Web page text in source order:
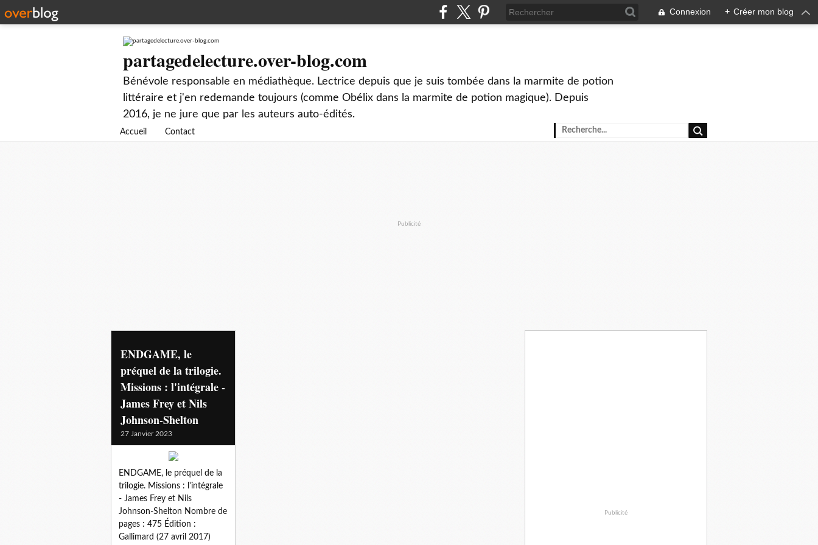
Connexion + Créer mon blog
partagedelecture.over-blog.com
Bénévole responsable en médiathèque. Lectrice depuis que je suis tombée dans la marmite de potion
littéraire et j'en redemande toujours (comme Obélix dans la marmite de potion magique). Depuis
2016, je ne jure que par les auteurs auto-édités.
Accueil Contact
Publicité
endgame
ENDGAME, le
préquel de la trilogie.
Missions : l'intégrale -
James Frey et Nils
Johnson-Shelton
27 Janvier 2023
ENDGAME, le préquel de la
trilogie. Missions : l'intégrale
- James Frey et Nils
Johnson-Shelton Nombre de
pages : 475 Édition :
Gallimard (27 avril 2017)
Publicité